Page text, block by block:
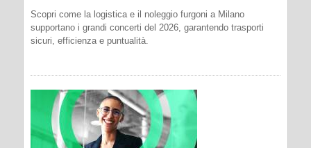
Scopri come la logistica e il noleggio furgoni a Milano
supportano i grandi concerti del 2026, garantendo trasporti
sicuri, efficienza e puntualità.